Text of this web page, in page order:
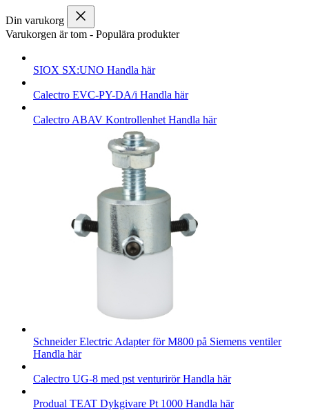
Din varukorg
Varukorgen är tom - Populära produkter
SIOX SX:UNO Handla här
Calectro EVC-PY-DA/i Handla här
Calectro ABAV Kontrollenhet Handla här
Schneider Electric Adapter för M800 på Siemens ventiler
Handla här
Calectro UG-8 med pst venturirörHandla här
Produal TEAT Dykgivare Pt 1000 Handla här